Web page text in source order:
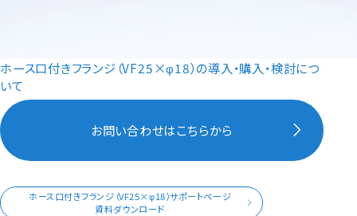
ホース口付きフランジ（VF25×φ18）の導入・購入・検討につ
いて
お問い合わせはこちらから
ホース口付きフランジ（VF25×φ18）サポートページ
資料ダウンロード